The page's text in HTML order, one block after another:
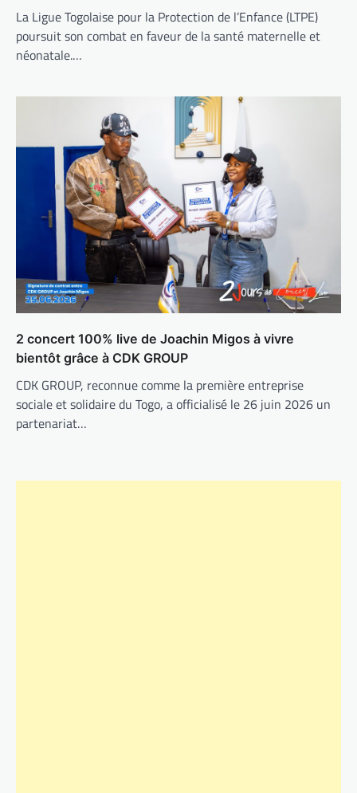
La Ligue Togolaise pour la Protection de l’Enfance (LTPE)
poursuit son combat en faveur de la santé maternelle et
néonatale.…
2 concert 100% live de Joachin Migos à vivre
bientôt grâce à CDK GROUP
CDK GROUP, reconnue comme la première entreprise
sociale et solidaire du Togo, a officialisé le 26 juin 2026 un
partenariat…